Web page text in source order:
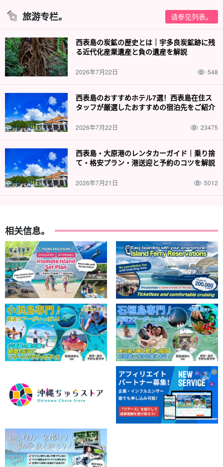
免费照片数据礼物
在游览过程中，导游将免费为您拍照并提供数据。
导游提供良好的支持。
导游都是
我们有我们会缓慢而仔细地为您讲解，
因此欢迎小孩子和游泳水平较差的人加入我们！
免费照片数据
包括免费租用的旅游装备
旅游专栏。 请参见列表。
西表島の炭鉱の歴史とは｜宇多良炭鉱跡に残
る近代化産業遺産と負の遺産を解説
2026年7月22日 548
西表島のおすすめホテル7選！西表島在住ス
タッフが厳選したおすすめの宿泊先をご紹介
2026年7月22日 23475
西表島・大原港のレンタカーガイド｜乗り捨
て・格安プラン・港送迎と予約のコツを解説
2026年7月21日 5012
相关信息。